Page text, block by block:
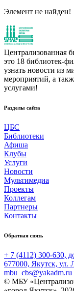
Элемент не найден!
Централизованная
это 18 библиотек-
узнать новости из
мероприятий, а
услугами!
Разделы сайта
ЦБС
Библиотеки
Афиша
Клубы
Услуги
Новости
Мультимедиа
Проекты
Коллегам
Партнеры
Контакты
Обратная связь
+ 7 (4112) 300-630,
677000, Якутск, ул.
mbu_cbs@yakadm.ru
© МБУ